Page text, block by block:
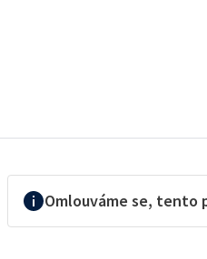
Omlouváme se, tento